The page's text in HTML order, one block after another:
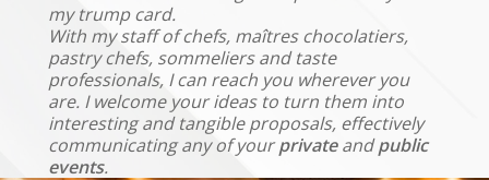
my trump card.
With my staff of chefs, maîtres chocolatiers,
pastry chefs, sommeliers and taste
professionals, I can reach you wherever you
are. I welcome your ideas to turn them into
interesting and tangible proposals, effectively
communicating any of yourprivateandpublic
events.